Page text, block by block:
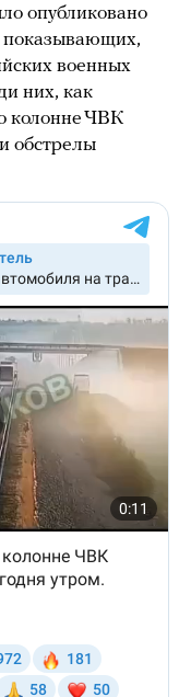
опубликовано
показывающих,
военных
них, как
колонне ЧВК
обстрелы